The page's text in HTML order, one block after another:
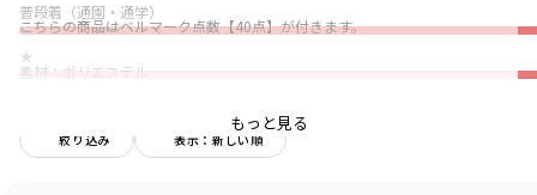
普段着（通園・通学）
★
絞り込み 表示：新しい順
こちらの商品はベルマーク点数【40点】が付きます。
素材：ポリエステル
20769067/20759045
もっと見る